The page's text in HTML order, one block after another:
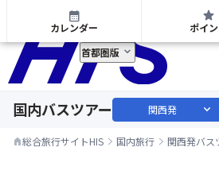
関西発 日帰り・宿泊バスツアー
首都圏版
国内バスツアー 関西発 expand_more
home総合旅行サイトHIS 国内旅行 関西発バス
calendar_month
カレンダー
star
ポイ